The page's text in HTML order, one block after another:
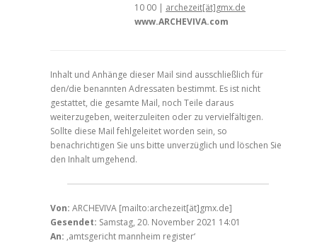
10 00 | archezeit[ät]gmx.de
www.ARCHEVIVA.com
Inhalt und Anhänge dieser Mail sind ausschließlich für
den/die benannten Adressaten bestimmt. Es ist nicht
gestattet, die gesamte Mail, noch Teile daraus
weiterzugeben, weiterzuleiten oder zu vervielfältigen.
Sollte diese Mail fehlgeleitet worden sein, so
benachrichtigen Sie uns bitte unverzüglich und löschen Sie
den Inhalt umgehend.
Von: ARCHEVIVA [mailto:archezeit[ät]gmx.de]
Gesendet: Samstag, 20. November 2021 14:01
An: ‚amtsgericht mannheim register‘